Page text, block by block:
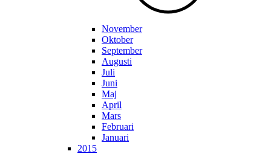
November
Oktober
September
Augusti
Juli
Juni
Maj
April
Mars
Februari
Januari
2015